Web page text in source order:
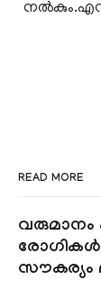
READ MORE
വരുമാനം
സൗകര്യം